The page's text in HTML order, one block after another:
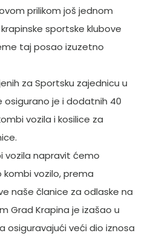
prilikom još jednom
sportske klubove
taj posao izuzetno
za Sportsku zajednicu u
osigurano je i dodatnih 40
vozila i kosilice za
vozila napravit ćemo
vozilo, prema
naše članice za odlaske na
Grad Krapina je izašao u
osiguravajući veći dio iznosa